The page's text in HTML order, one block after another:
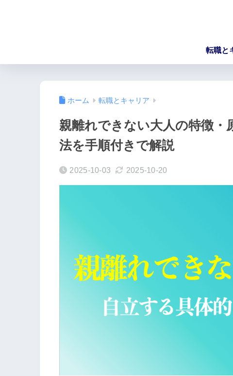
転職と
ホーム 転職とキャリア
親離れできない大人の特徴・
法を手順付きで解説
2025-10-03 2025-10-20